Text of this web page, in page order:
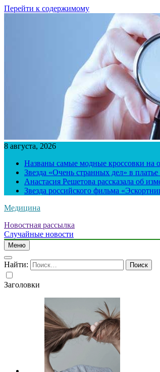
Перейти к содержимому
8 августа, 2026
Названы самые модные кроссовки на
Звезда «Очень странных дел» в
Анастасия Решетова рассказала об
Звезда российского фильма
Медицина
Новостная рассылка
Случайные новости
Меню
Найти:
Заголовки